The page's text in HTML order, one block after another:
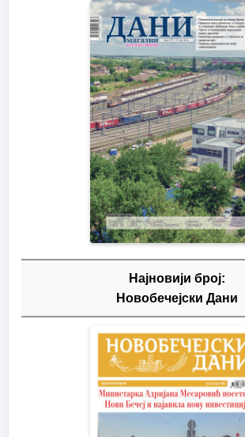
Најновији број:
Новобечејски Дани